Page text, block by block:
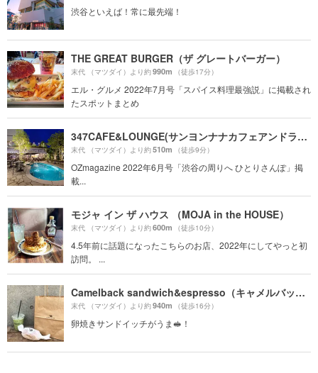
渋谷といえば！常に最先端！
THE GREAT BURGER（ザ グレートバーガー）
末代 （マツダイ）より約990m （徒歩17分）
エル・グルメ 2022年7月号「スパイス料理最強説」に掲載され
たスポットまとめ
347CAFE&LOUNGE(サンヨンナナカフェアンドラウンジ)
末代 （マツダイ）より約510m （徒歩9分）
OZmagazine 2022年6月号「渋谷の周りへ ひとりさんぽ」掲
載...
モジャ イン ザ ハウス （MOJA in the HOUSE）
末代 （マツダイ）より約600m （徒歩10分）
4.5年前に話題になったこちらのお店、2022年にしてやっと初
訪問。 ...
Camelback sandwich&espresso（キャメルバック サンドウィッチ&エスプレッソ）
末代 （マツダイ）より約940m （徒歩16分）
卵焼きサンドイッチがうま🥪！